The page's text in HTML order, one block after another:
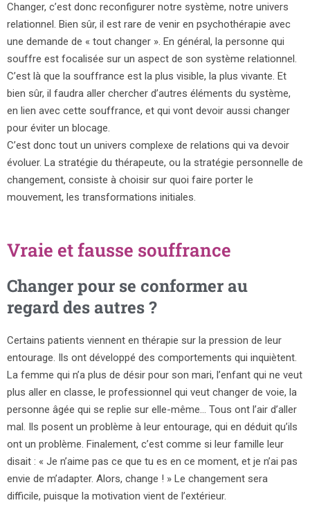
Changer, c’est donc reconfigurer notre système, notre univers
relationnel. Bien sûr, il est rare de venir en psychothérapie avec
une demande de « tout changer ». En général, la personne qui
souffre est focalisée sur un aspect de son système relationnel.
C’est là que la souffrance est la plus visible, la plus vivante. Et
bien sûr, il faudra aller chercher d’autres éléments du système,
en lien avec cette souffrance, et qui vont devoir aussi changer
pour éviter un blocage.
C’est donc tout un univers complexe de relations qui va devoir
évoluer. La stratégie du thérapeute, ou la stratégie personnelle de
changement, consiste à choisir sur quoi faire porter le
mouvement, les transformations initiales.
Vraie et fausse souffrance
Changer pour se conformer au
regard des autres ?
Certains patients viennent en thérapie sur la pression de leur
entourage. Ils ont développé des comportements qui inquiètent.
La femme qui n’a plus de désir pour son mari, l’enfant qui ne veut
plus aller en classe, le professionnel qui veut changer de voie, la
personne âgée qui se replie sur elle-même… Tous ont l’air d’aller
mal. Ils posent un problème à leur entourage, qui en déduit qu’ils
ont un problème. Finalement, c’est comme si leur famille leur
disait : « Je n’aime pas ce que tu es en ce moment, et je n’ai pas
envie de m’adapter. Alors, change ! » Le changement sera
difficile, puisque la motivation vient de l’extérieur.